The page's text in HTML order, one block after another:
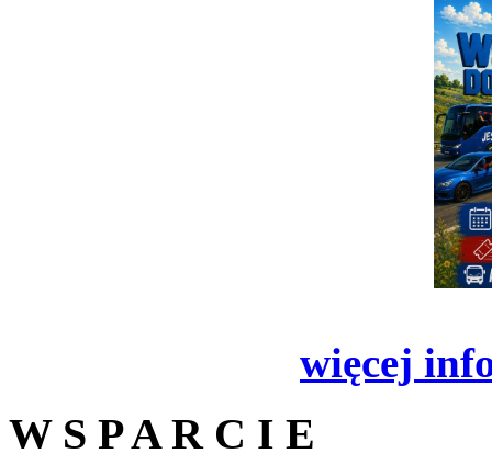
więcej
W S P A R C I E